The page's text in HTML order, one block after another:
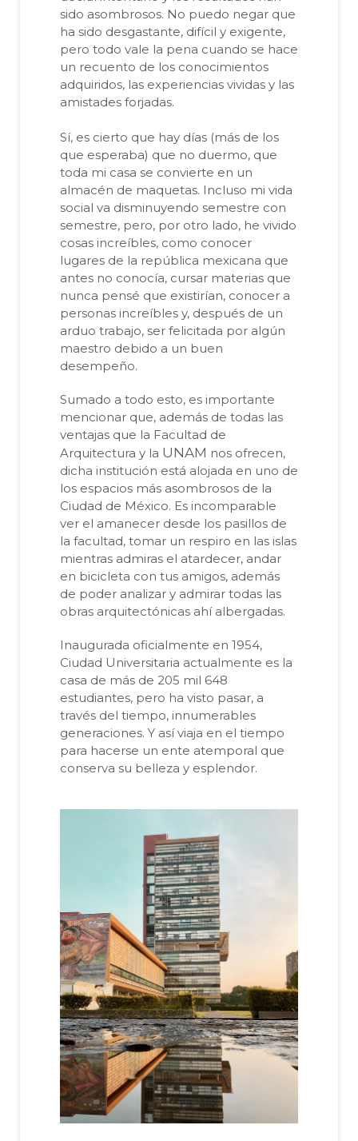
sido asombrosos. No puedo negar que
ha sido desgastante, difícil y exigente,
pero todo vale la pena cuando se hace
un recuento de los conocimientos
adquiridos, las experiencias vividas y las
amistades forjadas.
Sí, es cierto que hay días (más de los
que esperaba) que no duermo, que
toda mi casa se convierte en un
almacén de maquetas. Incluso mi vida
social va disminuyendo semestre con
semestre, pero, por otro lado, he vivido
cosas increíbles, como conocer
lugares de la república mexicana que
antes no conocía, cursar materias que
nunca pensé que existirían, conocer a
personas increíbles y, después de un
arduo trabajo, ser felicitada por algún
maestro debido a un buen
desempeño.
Sumado a todo esto, es importante
mencionar que, además de todas las
ventajas que la Facultad de
Arquitectura y la UNAM nos ofrecen,
dicha institución está alojada en uno de
los espacios más asombrosos de la
Ciudad de México. Es incomparable
ver el amanecer desde los pasillos de
la facultad, tomar un respiro en las islas
mientras admiras el atardecer, andar
en bicicleta con tus amigos, además
de poder analizar y admirar todas las
obras arquitectónicas ahí albergadas.
Inaugurada oficialmente en 1954,
Ciudad Universitaria actualmente es la
casa de más de 205 mil 648
estudiantes, pero ha visto pasar, a
través del tiempo, innumerables
generaciones. Y así viaja en el tiempo
para hacerse un ente atemporal que
conserva su belleza y esplendor.